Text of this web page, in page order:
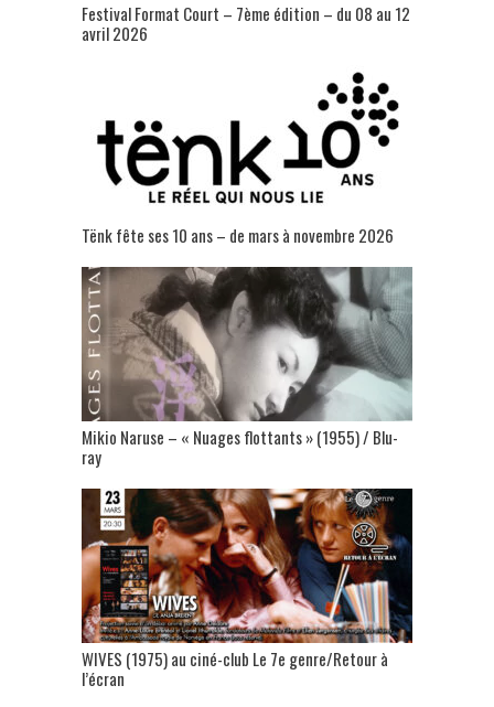
Festival Format Court – 7ème édition – du 08 au 12
avril 2026
Tënk fête ses 10 ans – de mars à novembre 2026
Mikio Naruse – « Nuages flottants » (1955) / Blu-
ray
WIVES (1975) au ciné-club Le 7e genre/Retour à
l’écran